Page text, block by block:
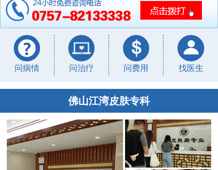
问病情 问治疗 问费用 找医生
佛山江湾皮肤专科